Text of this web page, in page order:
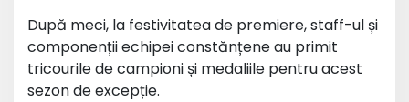
După meci, la festivitatea de premiere, staff-ul și
componenții echipei constănțene au primit
tricourile de campioni și medaliile pentru acest
sezon de excepție.